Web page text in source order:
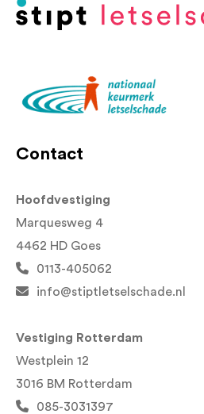
Contact
Hoofdvestiging
Marquesweg 4
4462 HD Goes
0113-405062
info@stiptletselschade.nl
Vestiging Rotterdam
Westplein 12
3016 BM Rotterdam
085-3031397